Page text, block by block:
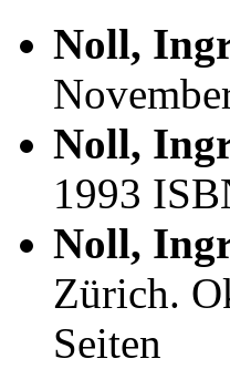
Noll,
Noll,
1993
Noll,
Zürich.
Seiten